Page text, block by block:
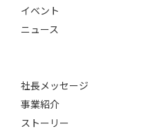
イベント
ニュース
社長メッセージ
事業紹介
ストーリー